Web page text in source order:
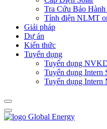
Tra Cứu Bảo
Tính điện NLMT
Giải pháp
Dự án
Kiến thức
Tuyển dụng
Tuyển dụng
Tuyển dụng Intern
Tuyển dụng Intern